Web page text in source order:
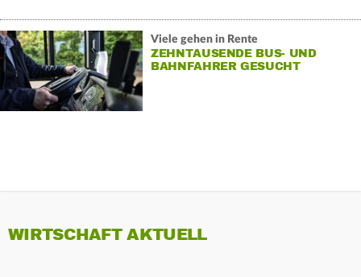
Viele gehen in Rente
ZEHNTAUSENDE BUS- UND
BAHNFAHRER GESUCHT
WIRTSCHAFT AKTUELL